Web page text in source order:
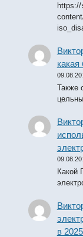
Также
Какой
в